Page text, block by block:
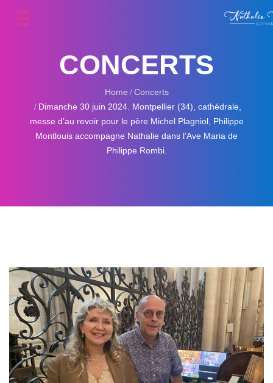
CONCERTS
Home
Concerts
Dimanche 30 juin 2024. Montpellier (34), cathédrale,
messe d’au revoir pour le père Michel Plagniol, Philippe
Montlouis accompagne Nathalie dans l’Ave Maria de
Philippe Rombi.